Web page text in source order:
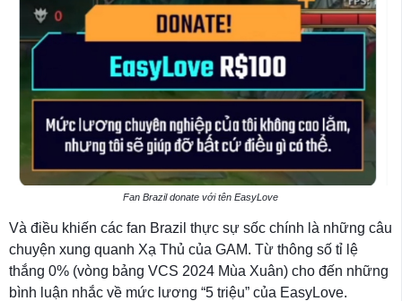
Fan Brazil donate với tên EasyLove
Và điều khiến các fan Brazil thực sự sốc chính là những câu
chuyện xung quanh Xạ Thủ của GAM. Từ thông số tỉ lệ
thắng 0% (vòng bảng VCS 2024 Mùa Xuân) cho đến những
bình luận nhắc về mức lương “5 triệu” của EasyLove.